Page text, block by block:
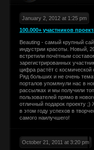
January 2, 2012 at 1:25 pm
100.000+ участников
Beauting - самый крупный
индустрии красоты. Новый,
встретили почётным
зарегистрированных
цифра растёт с космической
Ряд больших и не очень
порталов упомянули нас в
рассылках и мы получили
пользователей прямо в
отличный подарок проекту
в этом году успехов в
самого наилучшего!
October 21, 2011 at 3:20 pm